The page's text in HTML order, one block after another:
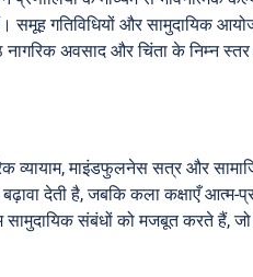
गतिविधियों और सामुदायिक
नागरिक अवसाद और चिंता के निम्न
व्यायाम, माइंडफुलनेस सत्र और
देती है, जबकि कला कक्षाएँ आत्म-
संबंधों को मजबूत करते हैं, जो